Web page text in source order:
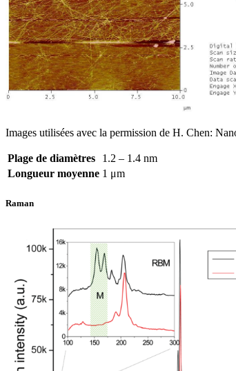
Images utilisées avec la permission de H. Chen:
Plage de diamètres
1.2 – 1.4 nm
Longueur moyenne 1 μm
Raman